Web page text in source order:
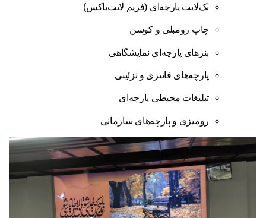
بک‌لایت پارچه‌ای (فریم لایت‌باکس)
چاپ رومبلی و کوسن
بنرهای پارچه‌ای نمایشگاهی
پارچه‌های فانتزی و تزئینی
تبلیغات محیطی پارچه‌ای
رومیزی و پارچه‌های سازمانی